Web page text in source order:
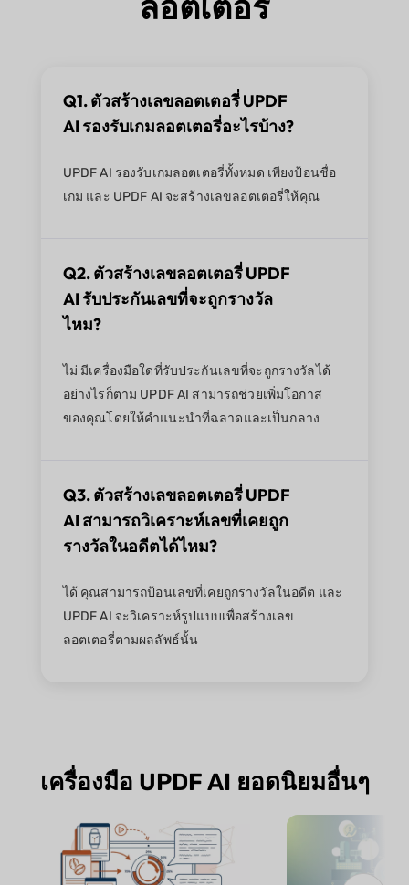
Q1. ตัวสร้างเลขลอตเตอรี่ UPDF
AI รองรับเกมลอตเตอรี่อะไรบ้าง?
UPDF AI รองรับเกมลอตเตอรี่ทั้งหมด เพียงป้อนชื่อ
เกม และ UPDF AI จะสร้างเลขลอตเตอรี่ให้คุณ
Q2. ตัวสร้างเลขลอตเตอรี่ UPDF
AI รับประกันเลขที่จะถูกรางวัล
ไหม?
ไม่ มีเครื่องมือใดที่รับประกันเลขที่จะถูกรางวัลได้
อย่างไรก็ตาม UPDF AI สามารถช่วยเพิ่มโอกาส
ของคุณโดยให้คำแนะนำที่ฉลาดและเป็นกลาง
Q3. ตัวสร้างเลขลอตเตอรี่ UPDF
AI สามารถวิเคราะห์เลขที่เคยถูก
รางวัลในอดีตได้ไหม?
ได้ คุณสามารถป้อนเลขที่เคยถูกรางวัลในอดีต และ
UPDF AI จะวิเคราะห์รูปแบบเพื่อสร้างเลข
ลอตเตอรี่ตามผลลัพธ์นั้น
เครื่องมือ UPDF AI ยอดนิยมอื่นๆ